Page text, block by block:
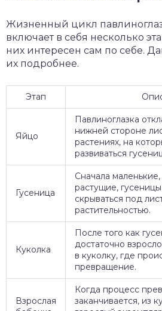
Жизненный цикл
включает в себя несколько
них интересен сам по себе.
их подробнее.
Этап
Яйцо
Павлиноглазка
нижней стороне
растениях, на
развиваться
Гусеница
Сначала
растущие,
скрываться под
растительностью.
Куколка
После того как
достаточно
в куколку, где
превращение.
Взрослая
Когда процесс
заканчивается, из